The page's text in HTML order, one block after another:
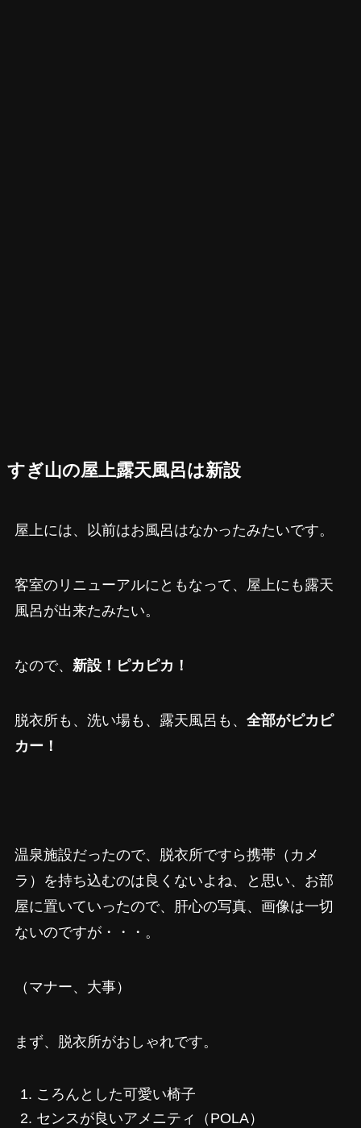
すぎ山の屋上露天風呂は新設
屋上には、以前はお風呂はなかったみたいです。
客室のリニューアルにともなって、屋上にも露天
風呂が出来たみたい。
なので、 新設！ピカピカ！
脱衣所も、洗い場も、露天風呂も、 全部がピカピ
カー！
温泉施設だったので、脱衣所ですら携帯（カメ
ラ）を持ち込むのは良くないよね、と思い、お部
屋に置いていったので、肝心の写真、画像は一切
ないのですが・・・。
（マナー、大事）
まず、脱衣所がおしゃれです。
ころんとした可愛い椅子
センスが良いアメニティ（POLA）